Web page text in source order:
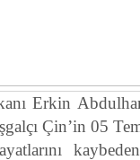
Erkin
Çin’in 05